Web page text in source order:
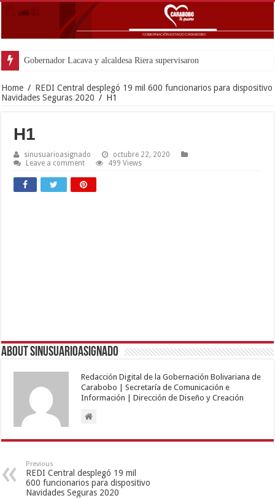
Gobernador Lacava y alcaldesa Riera supervisaron avances de reconstr
Home / REDI Central desplegó 19 mil 600 funcionarios para dispositivo
Navidades Seguras 2020 / H1
H1
sinusuarioasignado
octubre 22, 2020
Leave a comment
499 Views
About sinusuarioasignado
Redacción Digital de la Gobernación Bolivariana de
Carabobo | Secretaría de Comunicación e
Información | Dirección de Diseño y Creación
Previous
REDI Central desplegó 19 mil
600 funcionarios para dispositivo
Navidades Seguras 2020